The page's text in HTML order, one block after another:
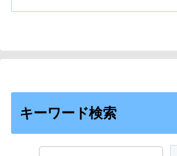
キーワード検索